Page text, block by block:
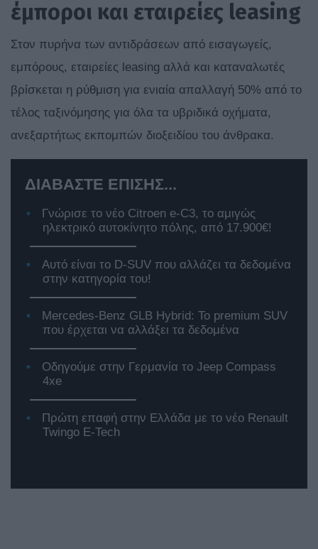
έμποροι και εταιρείες leasing
Στον πυρήνα των αντιδράσεων από εισαγωγείς,
εμπόρους, εταιρείες leasing αλλά και καταναλωτές
βρίσκεται η ρύθμιση για ενιαία απαλλαγή 50% από το
τέλος ταξινόμησης για όλα τα υβριδικά οχήματα,
ανεξαρτήτως εκπομπών διοξειδίου του άνθρακα.
ΔΙΑΒΑΣΤΕ ΕΠΙΣΗΣ...
Γνώρισε το νέο Citroen e-C3, το αμιγώς
ηλεκτρικό αυτοκίνητο πόλης, από 17.900€!
Αυτό είναι το D-SUV που αλλάζει τα δεδομένα
στην κατηγορία του!
Mercedes-Benz GLB Hybrid: Το premium SUV
που έρχεται να αλλάξει τα δεδομένα
Οδηγούμε στην Γερμανία το Jeep Compass
4xe
Πρώτη επαφή στην Ελλάδα με το νέο Renault
Twingo E-Tech